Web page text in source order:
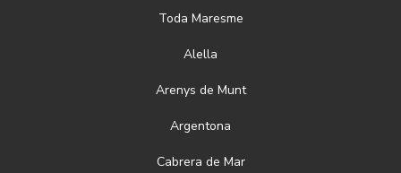
Toda Maresme
Alella
Arenys de Munt
Argentona
Cabrera de Mar